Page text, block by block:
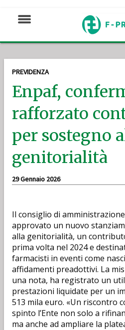
PREVIDENZA
Enpaf,
rafforzato
per sostegno
genitorialità
29 Gennaio 2026
Il consiglio di amministrazione
approvato un nuovo
alla genitorialità, un
prima volta nel 2024 e
farmacisti in eventi come
affidamenti preadottivi. La
una nota, ha registrato un
prestazioni liquidate per un
513 mila euro. «Un riscontro
spinto l’Ente non solo a
ma anche ad ampliare la